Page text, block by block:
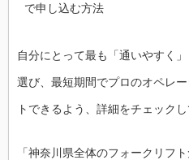
で申し込む方法
自分にとって最も「通いやすく
選び、最短期間でプロのオペレ
トできるよう、詳細をチェックし
「神奈川県全体のフォークリフ